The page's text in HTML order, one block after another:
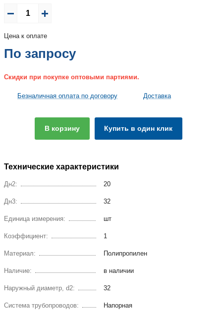
Цена к оплате
По запросу
Скидки при покупке оптовыми партиями.
Безналичная оплата по договору Доставка
В корзину Купить в один клик
Технические характеристики
Дн2: 20
Дн3: 32
Единица измерения: шт
Коэффициент: 1
Материал: Полипропилен
Наличие: в наличии
Наружный диаметр, d2: 32
Система трубопроводов: Напорная